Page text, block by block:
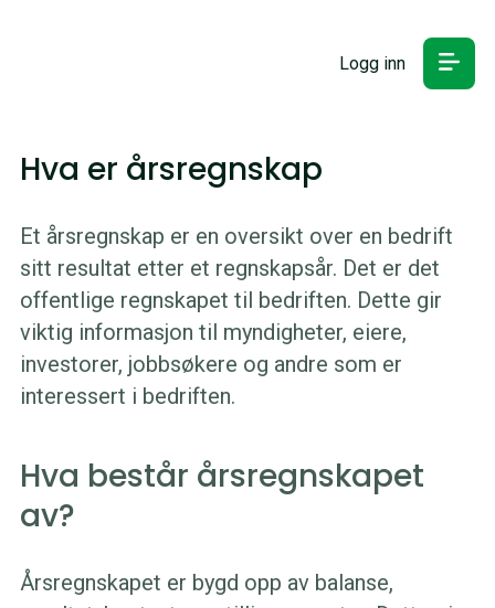
Logg inn
Hva er årsregnskap
Et årsregnskap er en oversikt over en bedrift
sitt resultat etter et regnskapsår. Det er det
offentlige regnskapet til bedriften. Dette gir
viktig informasjon til myndigheter, eiere,
investorer, jobbsøkere og andre som er
interessert i bedriften.
Hva består årsregnskapet
av?
Årsregnskapet er bygd opp av balanse,